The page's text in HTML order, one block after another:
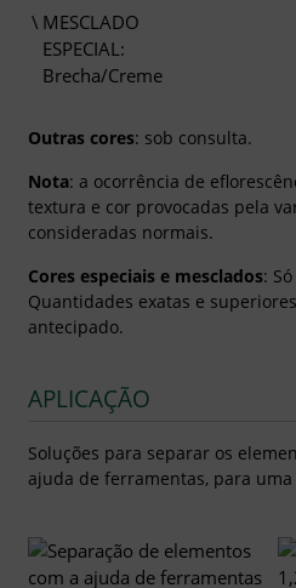
MESCLADO
ESPECIAL:
Brecha/Creme
Outras cores: sob consulta.
Nota: a ocorrência de
textura e cor provocadas pela
consideradas normais.
Cores especiais e mesclados:
Quantidades exatas e
antecipado.
APLICAÇÃO
Soluções para separar os
ajuda de ferramentas, para